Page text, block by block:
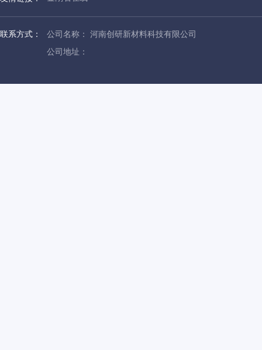
联系方式：
公司名称： 河南创研新材料科技有限公司
公司地址：